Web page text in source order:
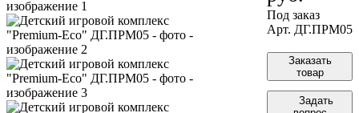
Под заказ
Арт. ДГ.ПРМ05
Заказать
товар
Задать